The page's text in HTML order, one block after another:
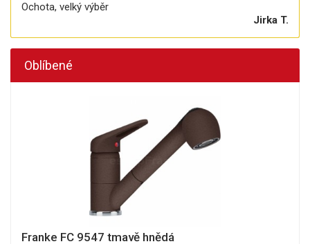
Ochota, velký výběr
Jirka T.
Oblíbené
Franke FC 9547 tmavě hnědá